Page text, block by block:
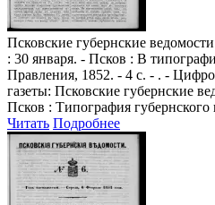
Псковские губернские ведомости
: 30 января. - Псков : В
Правления, 1852. - 4 с. - . -
газеты: Псковские губернские
Псков : Типография губернского
Читать Подробнее